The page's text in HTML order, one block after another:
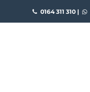
0164 311 310|